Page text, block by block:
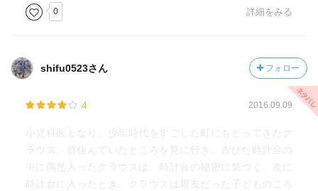
0 詳細をみる
shifu0523さん フォロー
4 2016.09.09
小児科医となり、少年時代をすごした町にもどってきたク
ラウス。昔住んでいたところを見に行き、古びた時計台の
中に偶然入ったクラウスは、時計台の秘密に気づく。次に
時計台に入ったとき、クラウスは親友だった子どものころ